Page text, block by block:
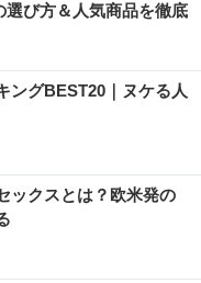
び方＆人気商品を徹底
ングBEST20｜ヌケる人
ックスとは？欧米発の